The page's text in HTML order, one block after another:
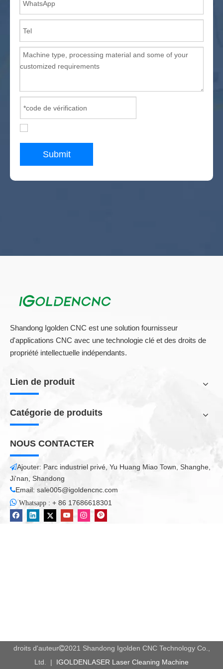
Submit
Shandong Igolden CNC est une solution fournisseur
d'applications CNC avec une technologie clé et des droits de
propriété intellectuelle indépendants.
Lien de produit
Catégorie de produits
NOUS CONTACTER
Ajouter: Parc industriel privé, Yu Huang Miao Town, Shanghe,
Ji'nan, Shandong
Email: sale005@igoldencnc.com
 Whatsapp : + 86 17686618301
droits d'auteur2021 Shandong Igolden CNC Technology Co.,
Ltd. |
IGOLDENLASER Laser Cleaning Machine